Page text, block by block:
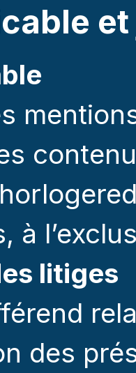
à
litiges
des